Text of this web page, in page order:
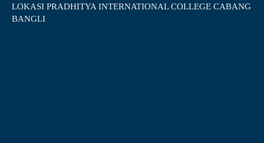
LOKASI PRADHITYA INTERNATIONAL COLLEGE CABANG
BANGLI